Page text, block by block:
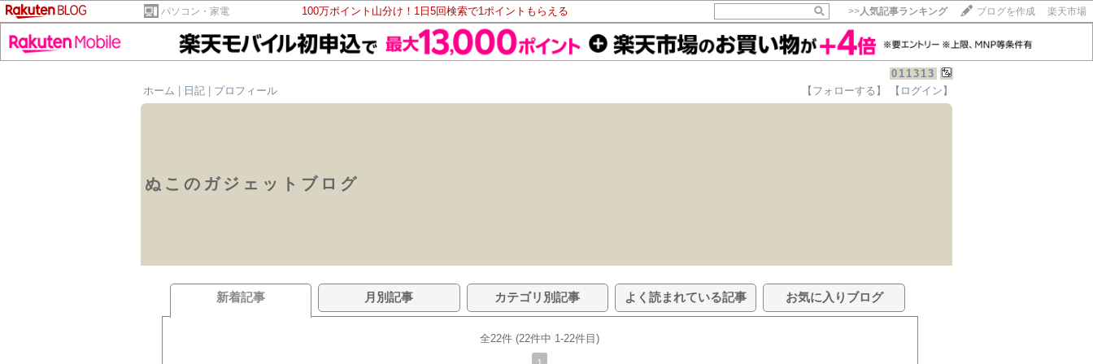
パソコン・家電 100万ポイント山分け！1日5回検索で1ポイントもらえる >>人気記事ランキング ブログを作成 楽天市場
011313
ホーム
日記 プロフィール 【フォローする】 【ログイン】
ぬこのガジェットブログ
新着記事 月別記事 カテゴリ別記事 よく読まれている記事 お気に入りブログ
全22件 (22件中 1-22件目)